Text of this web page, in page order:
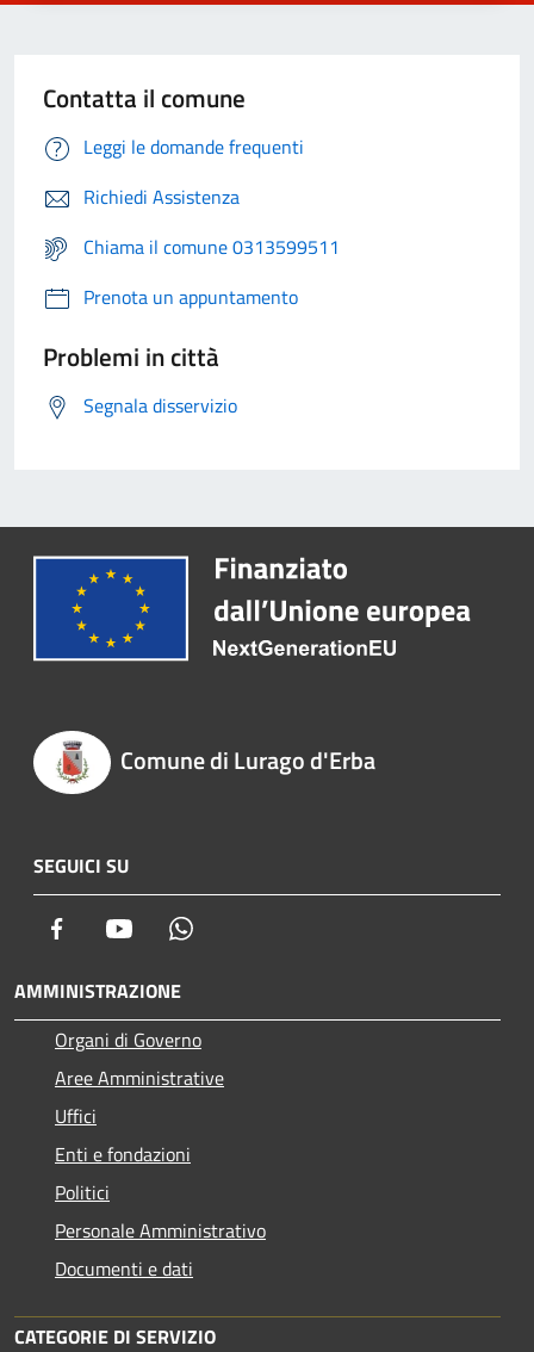
Contatta il comune
Leggi le domande frequenti
Richiedi Assistenza
Chiama il comune 0313599511
Prenota un appuntamento
Problemi in città
Segnala disservizio
Comune di Lurago d'Erba
SEGUICI SU
Facebook Youtube
AMMINISTRAZIONE
Organi di Governo
Aree Amministrative
Uffici
Enti e fondazioni
Politici
Personale Amministrativo
Documenti e dati
CATEGORIE DI SERVIZIO